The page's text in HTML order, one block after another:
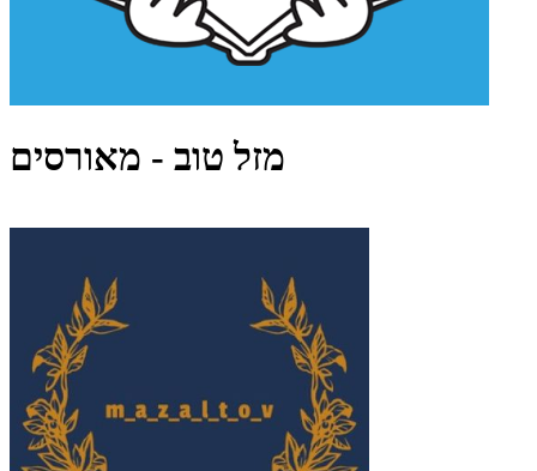
מזל טוב - מאורסים